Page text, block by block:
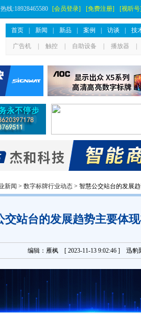
线:18928465580 [会员登录] [免费注册] [视听号]
首页 新闻 新品 案例 访谈 技
广告机 触控 自助设备 播放器
新闻 > 数字标牌行业动态 > 智慧公交站台的发展
交站台的发展趋势主要体
编辑：雁枫 [ 2023-11-13 9:02:46 ] 迅豹